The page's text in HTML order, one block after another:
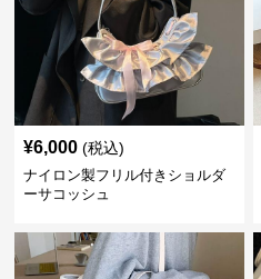
¥6,000 (税込)
ナイロン製フリル付きショルダ
ーサコッシュ